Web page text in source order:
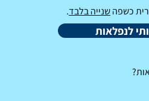
כשפהשנייה בלבד.
לנפלאות